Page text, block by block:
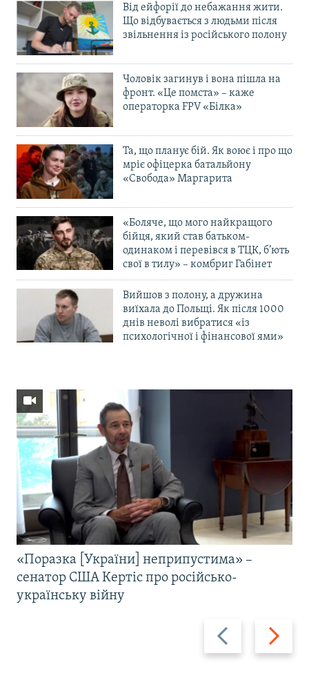
Від ейфорії до небажання жити.
Що відбувається з людьми після
звільнення із російського полону
Чоловік загинув і вона пішла на
фронт. «Це помста» – каже
операторка FPV «Білка»
Та, що планує бій. Як воює і про що
мріє офіцерка батальйону
«Свобода» Маргарита
«Боляче, що мого найкращого
бійця, який став батьком-
одинаком і перевівся в ТЦК, б’ють
свої в тилу» – комбриг Габінет
Вийшов з полону, а дружина
виїхала до Польщі. Як після 1000
днів неволі вибратися «із
психологічної і фінансової ями»
Назад Вперед
«Поразка [України] неприпустима» –
сенатор США Кертіс про російсько-
українську війну